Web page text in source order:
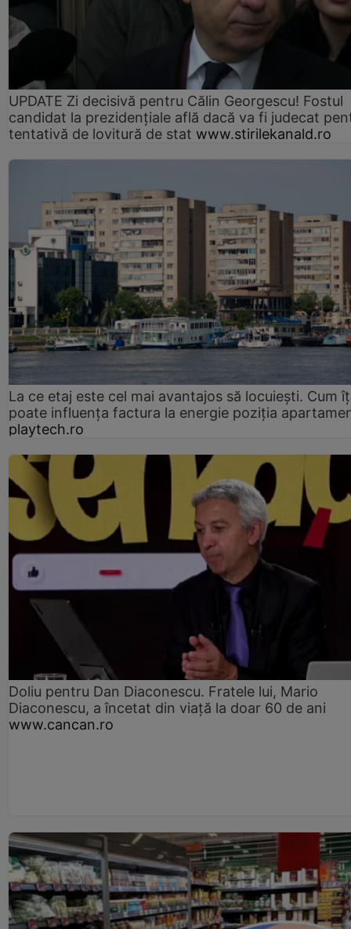
UPDATE Zi decisivă pentru Călin Georgescu! Fostul
candidat la prezidențiale află dacă va fi judecat
tentativă de lovitură de stat www.stirilekanald.ro
La ce etaj este cel mai avantajos să locuiești. Cum
poate influența factura la energie poziția
playtech.ro
Doliu pentru Dan Diaconescu. Fratele lui, Mario
Diaconescu, a încetat din viață la doar 60 de ani
www.cancan.ro